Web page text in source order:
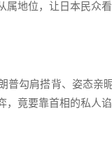
属地位，让日本民众
普勾肩搭背、姿态亲
，竟要靠首相的私人